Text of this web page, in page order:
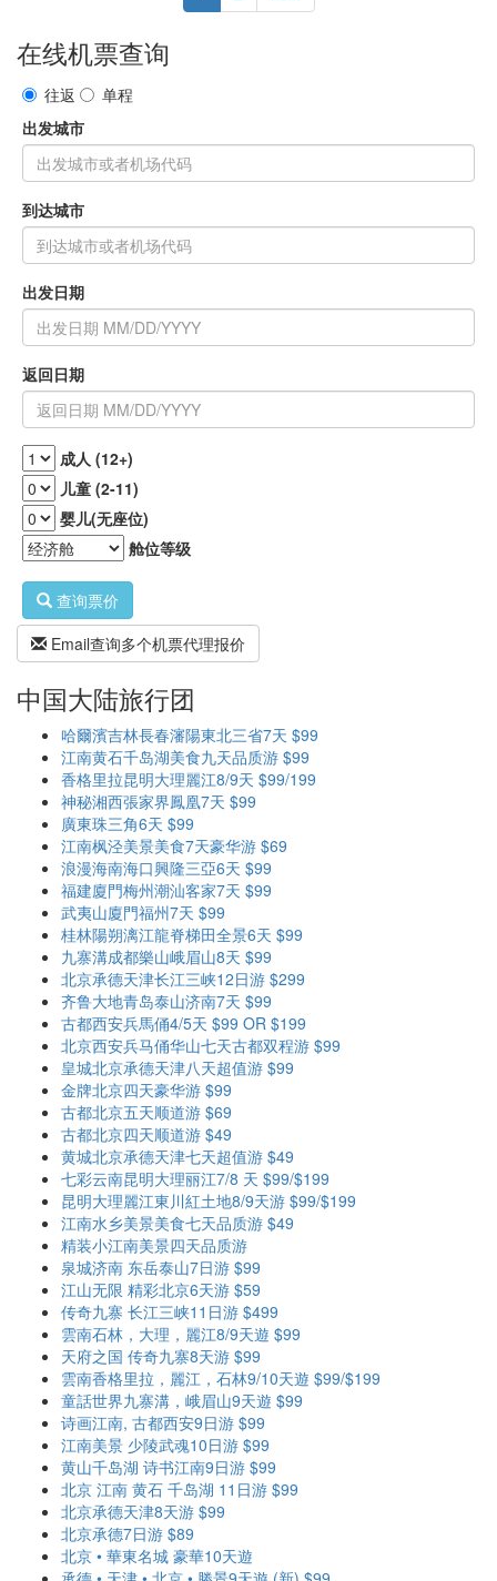
在线机票查询
往返
单程
出发城市
到达城市
出发日期
返回日期
成人 (12+)
儿童 (2-11)
婴儿(无座位)
舱位等级
查询票价
Email查询多个机票代理报价
中国大陆旅行团
哈爾濱吉林長春瀋陽東北三省7天 $99
江南黄石千岛湖美食九天品质游 $99
香格里拉昆明大理麗江8/9天 $99/199
神秘湘西張家界鳳凰7天 $99
廣東珠三角6天 $99
江南枫泾美景美食7天豪华游 $69
浪漫海南海口興隆三亞6天 $99
福建廈門梅州潮汕客家7天 $99
武夷山廈門福州7天 $99
桂林陽朔漓江龍脊梯田全景6天 $99
九寨溝成都樂山峨眉山8天 $99
北京承德天津长江三峡12日游 $299
齐鲁大地青岛泰山济南7天 $99
古都西安兵馬俑4/5天 $99 OR $199
北京西安兵马俑华山七天古都双程游 $99
皇城北京承德天津八天超值游 $99
金牌北京四天豪华游 $99
古都北京五天顺道游 $69
古都北京四天顺道游 $49
黄城北京承德天津七天超值游 $49
七彩云南昆明大理丽江7/8 天 $99/$199
昆明大理麗江東川紅土地8/9天游 $99/$199
江南水乡美景美食七天品质游 $49
精装小江南美景四天品质游
泉城济南 东岳泰山7日游 $99
江山无限 精彩北京6天游 $59
传奇九寨 长江三峡11日游 $499
雲南石林，大理，麗江8/9天遊 $99
天府之国 传奇九寨8天游 $99
雲南香格里拉，麗江，石林9/10天遊 $99/$199
童話世界九寨溝，峨眉山9天遊 $99
诗画江南, 古都西安9日游 $99
江南美景 少陵武魂10日游 $99
黄山千岛湖 诗书江南9日游 $99
北京 江南 黄石 千岛湖 11日游 $99
北京承德天津8天游 $99
北京承德7日游 $89
北京 • 華東名城 豪華10天遊